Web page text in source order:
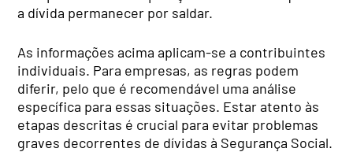
a dívida permanecer por saldar.
As informações acima aplicam-se a contribuintes
individuais. Para empresas, as regras podem
diferir, pelo que é recomendável uma análise
específica para essas situações. Estar atento às
etapas descritas é crucial para evitar problemas
graves decorrentes de dívidas à Segurança Social.